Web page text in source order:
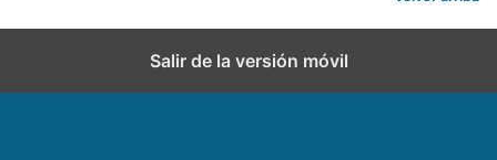
Salir de la versión móvil